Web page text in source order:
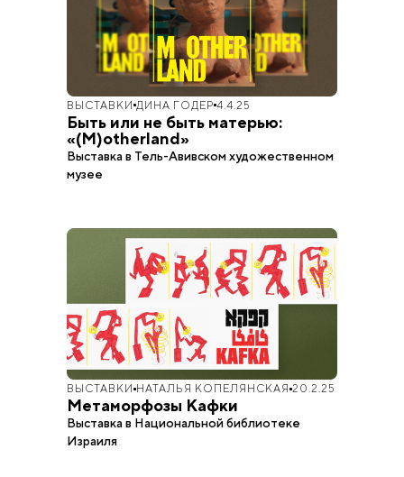
ВЫСТАВКИ ДИНА ГОДЕР 4.4.25
Быть или не быть матерью:
«(M)otherland»
Выставка в Тель-Авивском художественном
музее
ВЫСТАВКИ НАТАЛЬЯ КОПЕЛЯНСКАЯ 20.2.25
Метаморфозы Кафки
Выставка в Национальной библиотеке
Израиля